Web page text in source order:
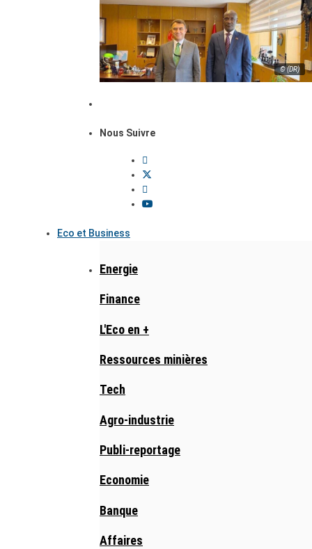
© (DR)
Nous Suivre
Eco et Business
Energie
Finance
L'Eco en +
Ressources minières
Tech
Agro-industrie
Publi-reportage
Economie
Banque
Affaires